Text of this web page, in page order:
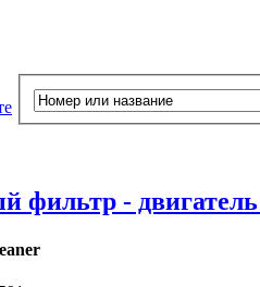
фильтр -